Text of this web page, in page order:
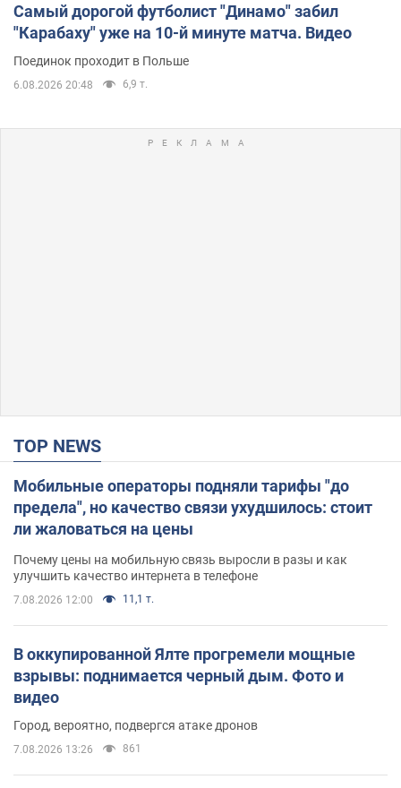
Самый дорогой футболист "Динамо" забил
"Карабаху" уже на 10-й минуте матча. Видео
Поединок проходит в Польше
6.08.2026 20:48 6,9 т.
TOP NEWS
Мобильные операторы подняли тарифы "до
предела", но качество связи ухудшилось: стоит
ли жаловаться на цены
Почему цены на мобильную связь выросли в разы и как
улучшить качество интернета в телефоне
7.08.2026 12:00 11,1 т.
В оккупированной Ялте прогремели мощные
взрывы: поднимается черный дым. Фото и
видео
Город, вероятно, подвергся атаке дронов
7.08.2026 13:26 861